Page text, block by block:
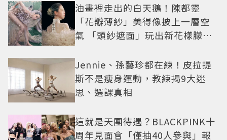
油畫裡走出的白天鵝！陳都靈
「花瓣薄紗」美得像披上一層空
氣 「頭紗遮面」玩出新花樣朦朧
Jennie、孫藝珍都在練！皮拉提
斯不是瘦身運動，教練揭9大迷
思、選課真相
這就是天團待遇？BLACKPINK十
周年見面會「僅抽40人參與」報